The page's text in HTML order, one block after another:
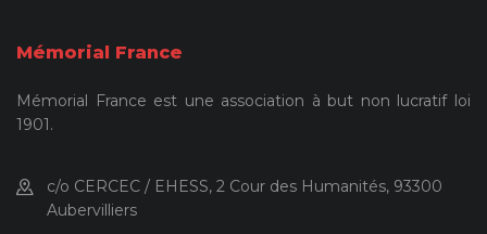
Mémorial France
Mémorial France est une association à but non lucratif loi
1901.
c/o CERCEC / EHESS, 2 Cour des Humanités, 93300
Aubervilliers